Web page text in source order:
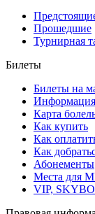
Прошедшие
Турнирная
Билеты
Билеты на
Информация
Карта
Как купить
Как
Как
Абонементы
Места для
VIP,